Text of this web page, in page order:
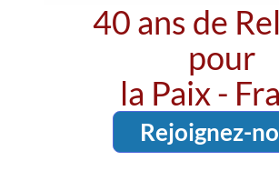
40 ans de
pour
la Paix -
Rejoignez-